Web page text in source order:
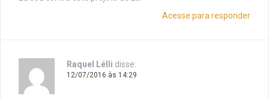
Acesse para responder
Raquel Lélli disse:
12/07/2016 às 14:29